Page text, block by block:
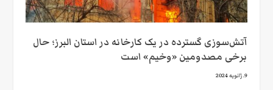
آتش‌سوزی گسترده در یک کارخانه در استان البرز؛ حال
برخی مصدومین «وخیم» است
9. ژانویه 2024